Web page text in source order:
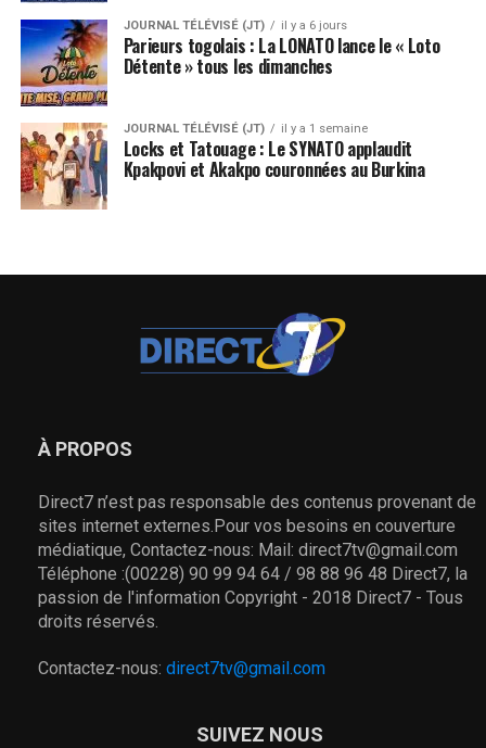
JOURNAL TÉLÉVISÉ (JT) il y a 6 jours
Parieurs togolais : La LONATO lance le « Loto
Détente » tous les dimanches
JOURNAL TÉLÉVISÉ (JT) il y a 1 semaine
Locks et Tatouage : Le SYNATO applaudit
Kpakpovi et Akakpo couronnées au Burkina
À PROPOS
Direct7 n’est pas responsable des contenus provenant de
sites internet externes.Pour vos besoins en couverture
médiatique, Contactez-nous: Mail: direct7tv@gmail.com
Téléphone :(00228) 90 99 94 64 / 98 88 96 48 Direct7, la
passion de l'information Copyright - 2018 Direct7 - Tous
droits réservés.
Contactez-nous: direct7tv@gmail.com
SUIVEZ NOUS